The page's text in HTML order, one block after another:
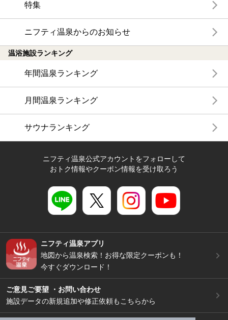
特集
ニフティ温泉からのお知らせ
温浴施設ランキング
年間温泉ランキング
月間温泉ランキング
サウナランキング
ニフティ温泉公式アカウントをフォローして
おトク情報やクーポン情報を受け取ろう
ニフティ温泉アプリ
地図から温泉検索！お得な限定クーポンも！
今すぐダウンロード！
ご意見ご要望 ・お問い合わせ
施設データの新規追加や修正依頼もこちらから